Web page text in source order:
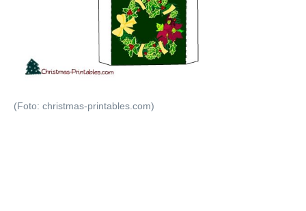
(Foto: christmas-printables.com)